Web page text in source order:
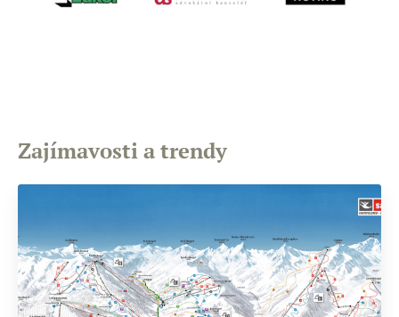
Zajímavosti a trendy